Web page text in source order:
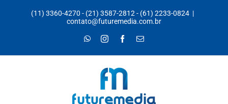
(11) 3360-4270 - (21) 3587-2812- (61) 2233-0824 |
contato@futuremedia.com.br
WhatsAppInstagramFacebook
E-